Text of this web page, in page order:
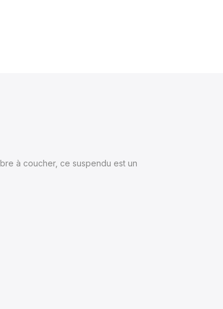
à coucher, ce suspendu est un